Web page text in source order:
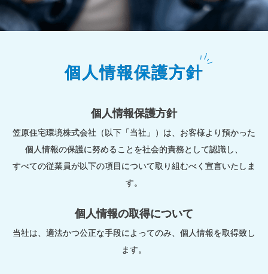
個人情報保護方針
個人情報保護方針
笠原住宅環境株式会社（以下「当社」）は、お客様より預かった
個人情報の保護に努めることを社会的責務として認識し、
すべての従業員が以下の項目について取り組むべく宣言いたしま
す。
個人情報の取得について
当社は、適法かつ公正な手段によってのみ、個人情報を取得致し
ます。